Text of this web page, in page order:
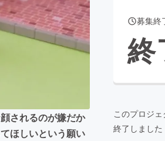
GoodCAMPFIRE Creation
さと納税machi-yaコミュニティ
されるのが嫌だか
ほしいという願い
募集終
終
このプロジ
終了しました